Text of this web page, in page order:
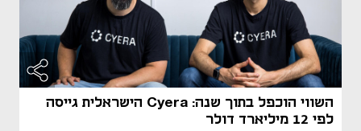
השווי הוכפל בתוך שנה: Cyera הישראלית גייסה
לפי 12 מיליארד דולר